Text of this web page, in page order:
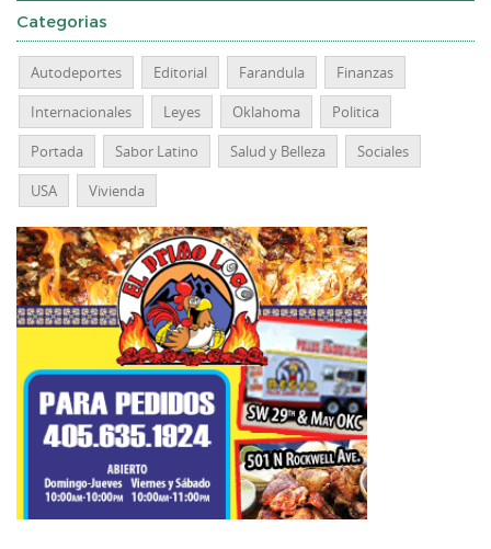
Categorias
Autodeportes Editorial Farandula
Finanzas
Internacionales
Leyes Oklahoma
Politica
Portada
Sabor Latino Salud y Belleza
Sociales
USA
Vivienda